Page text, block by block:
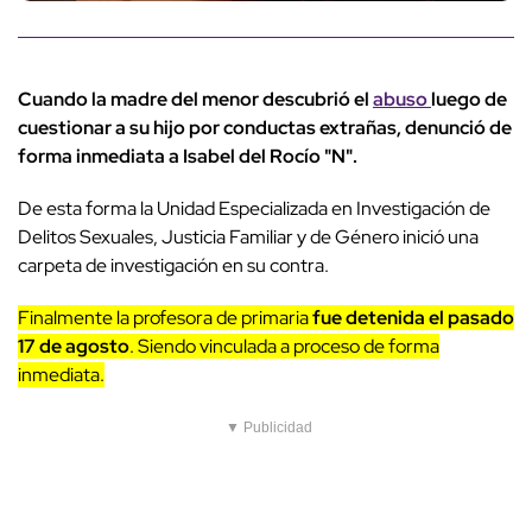
Cuando la madre del menor descubrió elabusoluego de
cuestionar a su hijo por conductas extrañas, denunció de
forma inmediata a Isabel del Rocío "N".
De esta forma la Unidad Especializada en Investigación de
Delitos Sexuales, Justicia Familiar y de Género inició una
carpeta de investigación en su contra.
Finalmente la profesora de primariafue detenida el pasado
17 de agosto. Siendo vinculada a proceso de forma
inmediata.
▼ Publicidad